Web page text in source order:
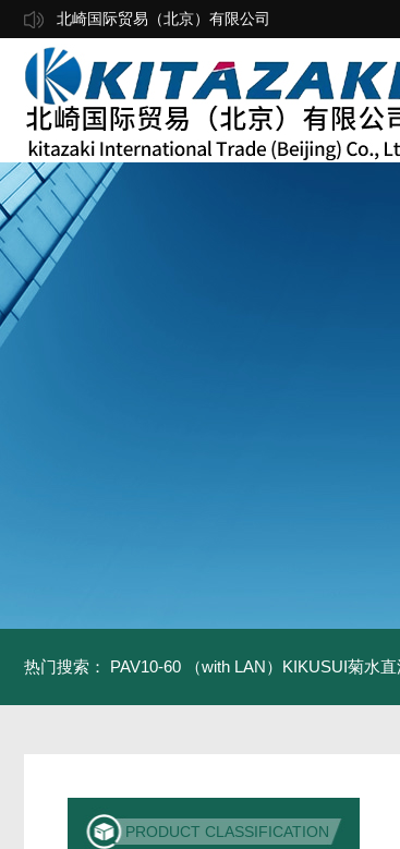
北崎国际贸易（北京）有限公司
热门搜索： PAV10-60 （with LAN）KIKUSUI菊水
PRODUCT CLASSIFICATION